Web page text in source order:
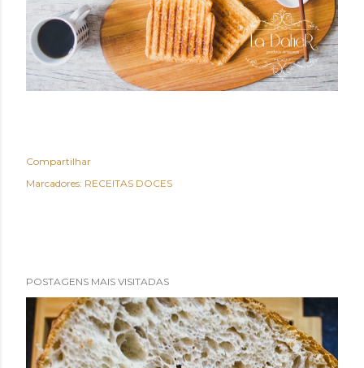
Compartilhar
Marcadores: RECEITAS DOCES
POSTAGENS MAIS VISITADAS